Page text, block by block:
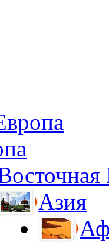
Азия